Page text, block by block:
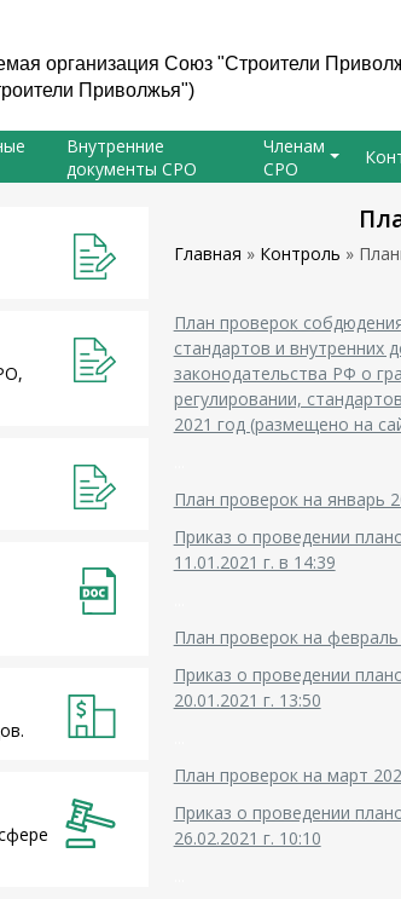
организация Союз "Строители
Приволжья")
Внутренние
документы СРО
Членам
СРО
Главная » Контроль »
План проверок
стандартов и внутренних
законодательства РФ о
регулировании,
2021 год (размещено на
План проверок на январь
Приказ о проведении
11.01.2021 г. в 14:39
План проверок на
Приказ о проведении
20.01.2021 г. 13:50
План проверок на март
Приказ о проведении
26.02.2021 г. 10:10